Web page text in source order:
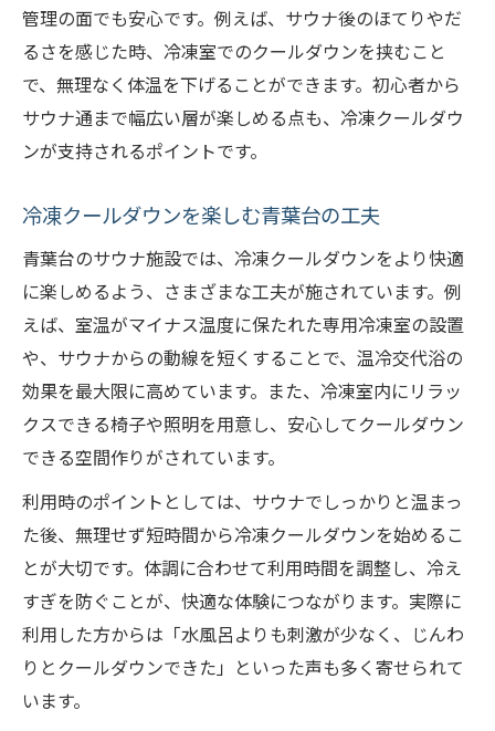
管理の面でも安心です。例えば、サウナ後のほてりやだ
るさを感じた時、冷凍室でのクールダウンを挟むこと
で、無理なく体温を下げることができます。初心者から
サウナ通まで幅広い層が楽しめる点も、冷凍クールダウ
ンが支持されるポイントです。
冷凍クールダウンを楽しむ青葉台の工夫
青葉台のサウナ施設では、冷凍クールダウンをより快適
に楽しめるよう、さまざまな工夫が施されています。例
えば、室温がマイナス温度に保たれた専用冷凍室の設置
や、サウナからの動線を短くすることで、温冷交代浴の
効果を最大限に高めています。また、冷凍室内にリラッ
クスできる椅子や照明を用意し、安心してクールダウン
できる空間作りがされています。
利用時のポイントとしては、サウナでしっかりと温まっ
た後、無理せず短時間から冷凍クールダウンを始めるこ
とが大切です。体調に合わせて利用時間を調整し、冷え
すぎを防ぐことが、快適な体験につながります。実際に
利用した方からは「水風呂よりも刺激が少なく、じんわ
りとクールダウンできた」といった声も多く寄せられて
います。